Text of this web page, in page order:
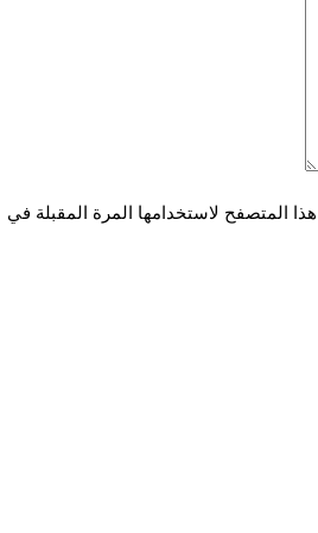
المتصفح لاستخدامها المرة المقبلة في